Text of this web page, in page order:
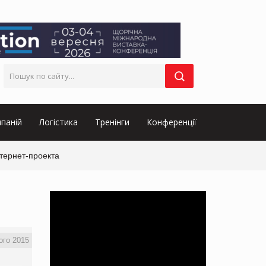
Логістика Тренінги Конференції
проекта
2015